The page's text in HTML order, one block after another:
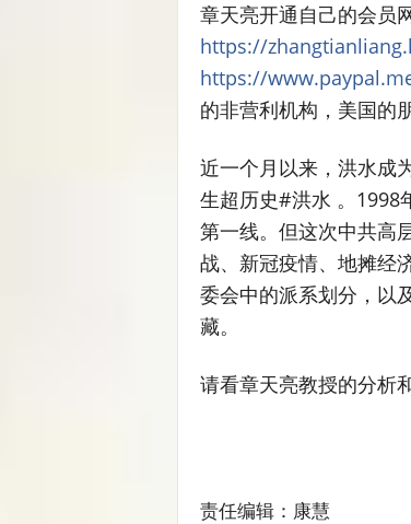
章天亮开通自己的会员
https://
https://
的非营利机构，美国的
近一个月以来，洪水成
生超历史#洪水 。1998
第一线。但这次中共高
战、新冠疫情、地摊经
委会中的派系划分，以
藏。
请看章天亮教授的分析
责任编辑：康慧